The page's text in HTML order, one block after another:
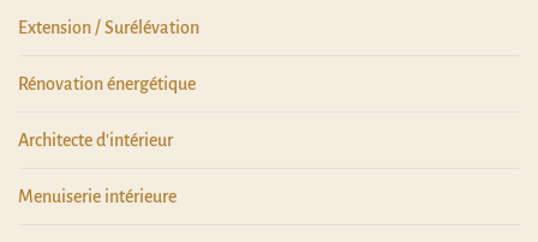
Extension / Surélévation
Rénovation énergétique
Architecte d'intérieur
Menuiserie intérieure